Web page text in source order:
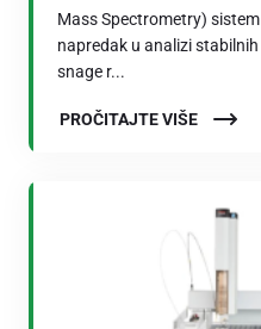
Mass Spectrometry)
napredak u analizi
snage r...
PROČITAJTE VIŠE